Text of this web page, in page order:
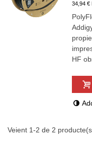
34,94 €
HF
Veient 1-2 de 2